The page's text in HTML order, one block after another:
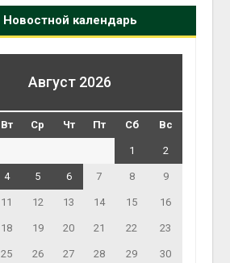
Новостной календарь
Август 2026
Вт Ср Чт Пт Сб Вс
1 2
4 5 6 7 8 9
11 12 13 14 15 16
18 19 20 21 22 23
25 26 27 28 29 30